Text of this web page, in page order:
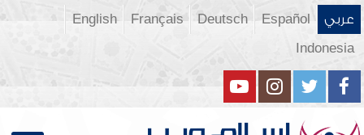
عربي Español
Deutsch
Français
English
Indonesia